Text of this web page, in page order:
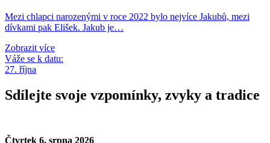
Mezi chlapci narozenými v roce 2022 bylo nejvíce Jakubů, mezi
dívkami pak Elišek. Jakub je…
Zobrazit více
Váže se k datu:
27. října
Sdílejte svoje vzpomínky, zvyky a tradice
Čtvrtek 6. srpna 2026